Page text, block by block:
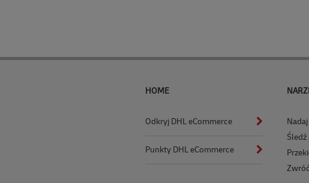
HOME
Odkryj DHL eCommerce
Punkty DHL eCommerce
Śledź